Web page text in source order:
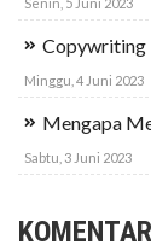
Copywriting
Minggu, 4 Juni 2023
Mengapa
Sabtu, 3 Juni 2023
KOMENTAR